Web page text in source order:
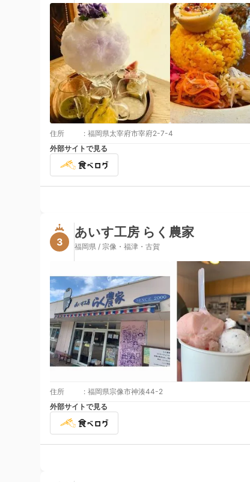
住所 : 福岡県太宰府市宰府2-7-4
外部サイトで見る
3
あいす工房 らく農家
福岡県 / 宗像・福津・古賀
住所 : 福岡県宗像市神湊44-2
外部サイトで見る